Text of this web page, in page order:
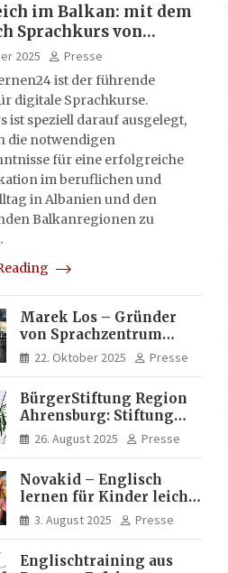
im Balkan: mit dem
Sprachkurs von
2025
Presse
ist der führende
digitale Sprachkurse.
ist speziell darauf ausgelegt,
die notwendigen
für eine erfolgreiche
im beruflichen und
in Albanien und den
Balkanregionen zu
Marek Los – Gründer
von Sprachzentrum
Moose, Moose Casa
Italia und Apartamento
Experte für Bildung und
Investitionen in
Brasilien
22. Oktober 2025 Presse
BürgerStiftung Region
Ahrensburg: Stiftung
Dietrich+Gudrun Maaß
fördert
Frauen
26. August 2025 Presse
Novakid – Englisch
lernen für Kinder leicht
gemacht
3. August 2025 Presse
Englischtraining aus